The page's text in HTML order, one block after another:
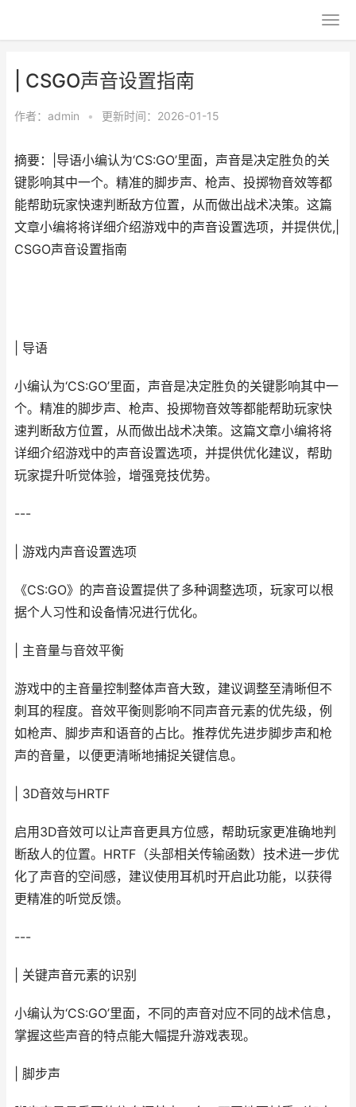
| CSGO声音设置指南
作者： admin • 更新时间：2026-01-15
摘要：|导语小编认为‘CS:GO’里面，声音是决定胜负的关
键影响其中一个。精准的脚步声、枪声、投掷物音效等都
能帮助玩家快速判断敌方位置，从而做出战术决策。这篇
文章小编将将详细介绍游戏中的声音设置选项，并提供优,|
CSGO声音设置指南
| 导语
小编认为‘CS:GO’里面，声音是决定胜负的关键影响其中一
个。精准的脚步声、枪声、投掷物音效等都能帮助玩家快
速判断敌方位置，从而做出战术决策。这篇文章小编将将
详细介绍游戏中的声音设置选项，并提供优化建议，帮助
玩家提升听觉体验，增强竞技优势。
---
| 游戏内声音设置选项
《CS:GO》的声音设置提供了多种调整选项，玩家可以根
据个人习性和设备情况进行优化。
| 主音量与音效平衡
游戏中的主音量控制整体声音大致，建议调整至清晰但不
刺耳的程度。音效平衡则影响不同声音元素的优先级，例
如枪声、脚步声和语音的占比。推荐优先进步脚步声和枪
声的音量，以便更清晰地捕捉关键信息。
| 3D音效与HRTF
启用3D音效可以让声音更具方位感，帮助玩家更准确地判
断敌人的位置。HRTF（头部相关传输函数）技术进一步优
化了声音的空间感，建议使用耳机时开启此功能，以获得
更精准的听觉反馈。
---
| 关键声音元素的识别
小编认为‘CS:GO’里面，不同的声音对应不同的战术信息，
掌握这些声音的特点能大幅提升游戏表现。
| 脚步声